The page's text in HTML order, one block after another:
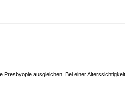
Presbyopie ausgleichen. Bei einer